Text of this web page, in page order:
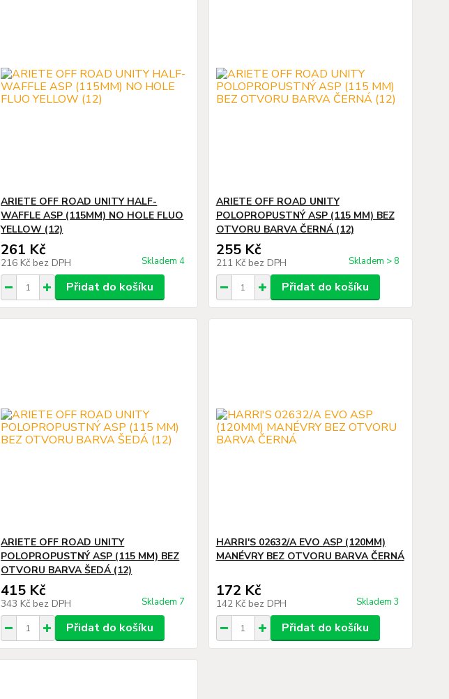
ARIETE OFF ROAD UNITY HALF-
WAFFLE ASP (115MM) NO HOLE FLUO
YELLOW (12)
261 Kč
216 Kč bez DPH Skladem 4
Přidat do košíku
ARIETE OFF ROAD UNITY
POLOPROPUSTNÝ ASP (115 MM) BEZ
OTVORU BARVA ČERNÁ (12)
255 Kč
211 Kč bez DPH Skladem > 8
Přidat do košíku
ARIETE OFF ROAD UNITY
POLOPROPUSTNÝ ASP (115 MM) BEZ
OTVORU BARVA ŠEDÁ (12)
415 Kč
343 Kč bez DPH Skladem 7
Přidat do košíku
HARRI'S 02632/A EVO ASP (120MM)
MANÉVRY BEZ OTVORU BARVA ČERNÁ
172 Kč
142 Kč bez DPH Skladem 3
Přidat do košíku